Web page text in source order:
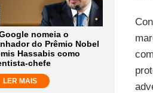
nomeia o
do Prêmio Nobel
Hassabis como
chefe
LER MAIS